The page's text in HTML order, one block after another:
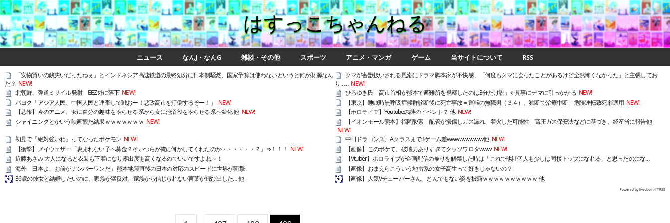
はすっこちゃんねる
ニュース なんJ・なんG 雑談・その他 スポーツ アニメ・マンガ ゲーム 当サイトについて RSS
「安物買いの銭失いだったねぇ」とインドネシア高速鉄道の最終処分に日本側騒然、国家予算は使わないというと何が財源なん
だ？ NEW!
クマが害獣扱いされる風潮にドラマ脚本家が不快感、「何度もクマに会ったことがあるけど全然怖くなかった」と主張してお
り…… NEW!
北朝鮮、弾道ミサイル発射 EEZ外に落下 NEW! ひろゆき氏「高市首相が熊本で避難所を視察したのは3分だけ説」←見事にデマに引っかかる NEW!
パヨク「アジア人民、中国人民と連帯して戦おー！悪政高市を打倒するぞー！」
NEW! 【東京】睡眠時無呼吸症候群診断後に死亡事故＝運転の無職男（３４）、独断で治療中断―危険運転致死罪適用 NEW!
【悲報】今のアニメ、女に自分の趣味をやらせる系から女に池沼役をやらせる系へ変化 他 NEW! 【ホロライブ】Youtubeの謎のイベント？ 他 NEW!
シャイニングとかいう映画観た結果ｗｗｗｗｗｗｗ NEW!
【イオンモール熊本】福岡酸素「配管が損傷しガス漏れ、着火した可能性」高圧ガス保安法などに基づき、経産省に報告他
NEW!
初見で「絶対強いわ」ってなったポケモン NEW! 中日ドラゴンズ、Aクラスまで3ゲーム差wwwwwwwww他 NEW!
【衝撃】メイウェザー「恵まれない子へ募金？そいつらが俺に何かしてくれたのか・・・・・・？」⇒！！！ NEW! 【画像】このボケて、破壊力ありすぎてクッソワロタwww NEW!
近藤あさみ 大人になると衣装も下着になり露出度も高くなるのでいいですよね～！
【Vtuber】ホロライブが企画配信の被りを解禁した時は「これで他社個人も少しは同接トップになれる」と思ったのにな…
海外「日本よ、お前がナンバーワンだ」 熊本地震直後の日本の対応のスピードに世界が衝撃
【画像】おまえらこういう地雷系の女子高生って好きじゃないの？
36歳の彼女と結婚したいのに、家族が猛反対。家族から信じられない言葉が飛び出した… 他
【画像】人気Vチューバーさん、とんでもない姿を披露ｗｗｗｗｗｗｗｗｗｗ 他
Powered by livedoor 相互RSS